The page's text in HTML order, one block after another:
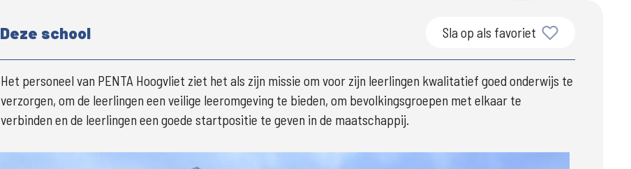
Deze school Sla op als favoriet
Het personeel van PENTA Hoogvliet ziet het als zijn missie om voor zijn leerlingen kwalitatief goed onderwijs te
verzorgen, om de leerlingen een veilige leeromgeving te bieden, om bevolkingsgroepen met elkaar te
verbinden en de leerlingen een goede startpositie te geven in de maatschappij.